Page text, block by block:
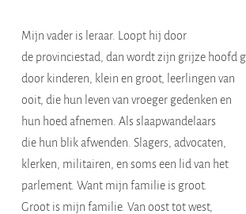
Mijn vader is leraar. Loopt hij door
de provinciestad, dan wordt zijn grijze hoofd
door kinderen, klein en groot, leerlingen van
ooit, die hun leven van vroeger gedenken en
hun hoed afnemen. Als slaapwandelaars
die hun blik afwenden. Slagers, advocaten,
klerken, militairen, en soms een lid van het
parlement. Want mijn familie is groot.
Groot is mijn familie. Van oost tot west,